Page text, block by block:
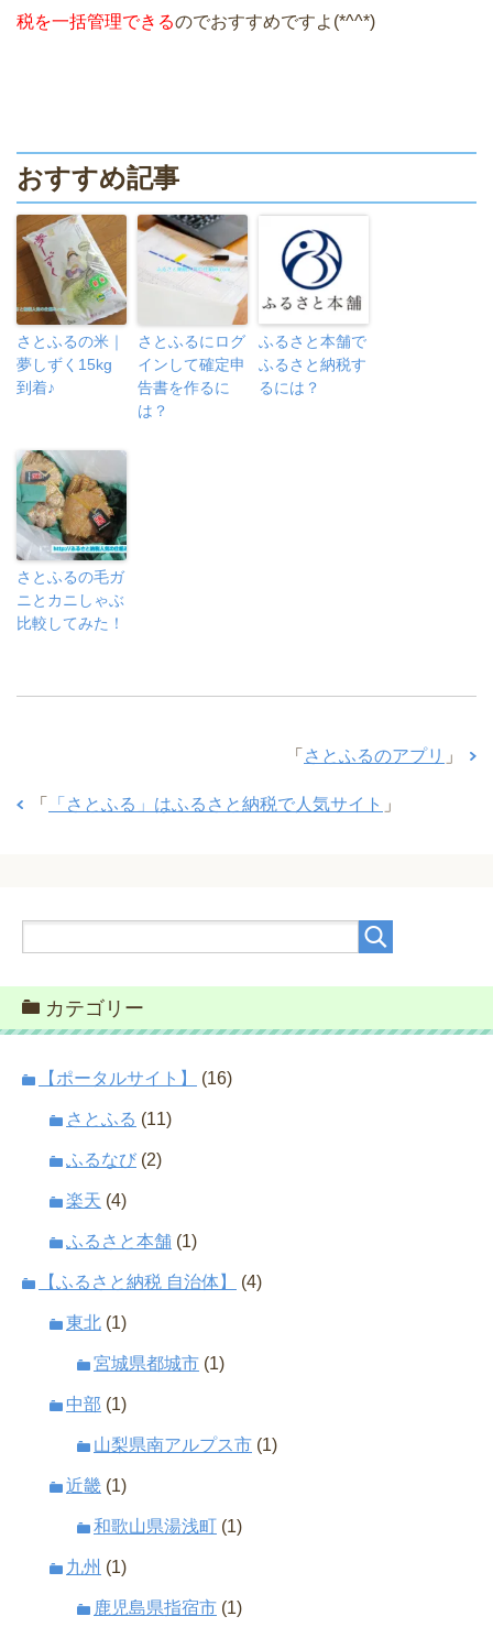
税を一括管理できるのでおすすめですよ(*^^*)
おすすめ記事
さとふるの米｜
夢しずく15kg
到着♪
さとふるにログ
インして確定申
告書を作るに
は？
ふるさと本舗で
ふるさと納税す
るには？
さとふるの毛ガ
ニとカニしゃぶ
比較してみた！
「 さとふるのアプリ 」
「 「さとふる」はふるさと納税で人気サイト 」
カテゴリー
【ポータルサイト】 (16)
さとふる (11)
ふるなび (2)
楽天 (4)
ふるさと本舗 (1)
【ふるさと納税 自治体】 (4)
東北 (1)
宮城県都城市 (1)
中部 (1)
山梨県南アルプス市 (1)
近畿 (1)
和歌山県湯浅町 (1)
九州 (1)
鹿児島県指宿市 (1)